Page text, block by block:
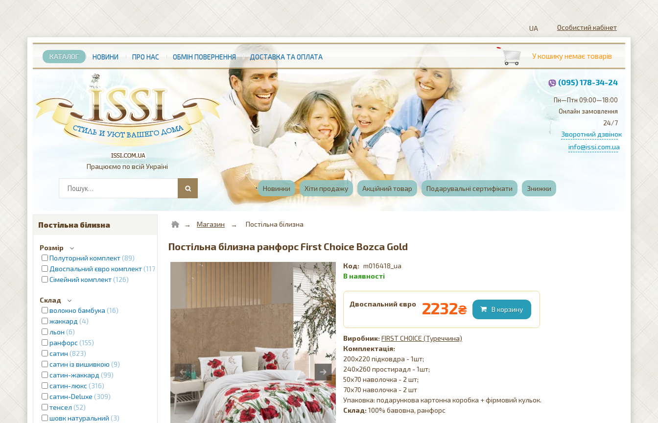
КАТАЛОГ НОВИНИ ПРО НАС ОБМІН ПОВЕРНЕННЯ ДОСТАВКА ТА ОПЛАТА
Новинки Хіти продажу Акційний товар Подарувальні сертифікати Знижки
Особистий кабінет
Працюємо по всій Україні
(095) 178-34-24
Пн—Птн 09:00—18:00
Онлайн замовлення
24/7
Зворотний дзвінок
info@issi.com.ua
Постільна білизна
Розмір
Полуторний комплект 89
Двоспальний євро комплект 1179
Сімейний комплект 126
Склад
волокно бамбука 16
жаккард
4
льон 6
ранфорс 155
сатин 823
сатин із вишивкою 9
сатин-жаккард
99
сатин-люкс 316
сатин-Deluxe 309
тенсел 52
шовк натуральний 3
Магазин Постільна білизна
Постільна білизна ранфорс First Choice Bozca Gold
m016418_ua
Двоспальний євро 2232₴
FIRST CHOICE (Туреччина)
Комплектація:
200х220 підковдра - 1шт;
240х260 простирадл - 1шт;
50х70 наволочка - 2 шт;
70х70 наволочка - 2 шт
Упаковка: подарункова картонна коробка + фірмовий кульок.
Склад:100% бавовна, ранфорс